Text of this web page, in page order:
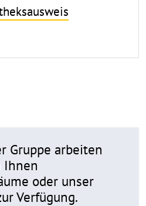
Gruppe arbeiten
Ihnen
oder unser
Verfügung.